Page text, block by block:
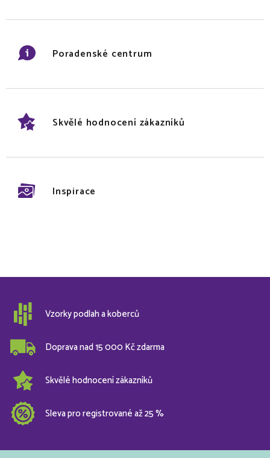
Poradenské centrum
Skvělé hodnocení zákazníků
Inspirace
Vzorky podlah a koberců
Doprava nad 15 000 Kč zdarma
Skvělé hodnocení zákazníků
Sleva pro registrované až 25 %